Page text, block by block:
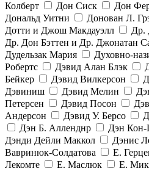
Колберт
Дон Сиск Дон
Дональд Уитни
Донован Л.
Дотти и Джош Макдауэлл
Др.
Др. Дон Бэттен и Др. Джонатан
Дудельзак Мария
Духовно-
Робертс
Дэвид Алан Блэк
Бейкер
Дэвид Вилкерсон
Дэвиниш
Дэвид Мелин
Петерсен
Дэвид Посон
Андерсон
Дэвид У. Берсо
Дэн Б. Алленднр
Дэн
Дэнди Дейли Маккол
Дэнис
Вавринюк-Солдатова
Е.
Лекомте
Е. Маслюк Е.